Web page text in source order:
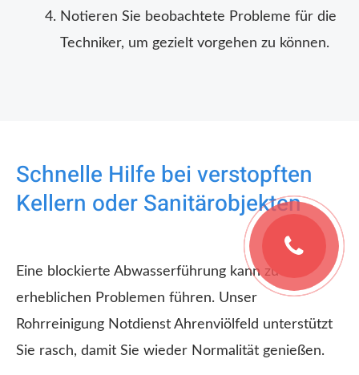
Notieren Sie beobachtete Probleme für die
Techniker, um gezielt vorgehen zu können.
Schnelle Hilfe bei verstopften
Kellern oder Sanitärobjekten
Eine blockierte Abwasserführung kann zu
erheblichen Problemen führen. Unser
Rohrreinigung Notdienst Ahrenviölfeld unterstützt
Sie rasch, damit Sie wieder Normalität genießen.